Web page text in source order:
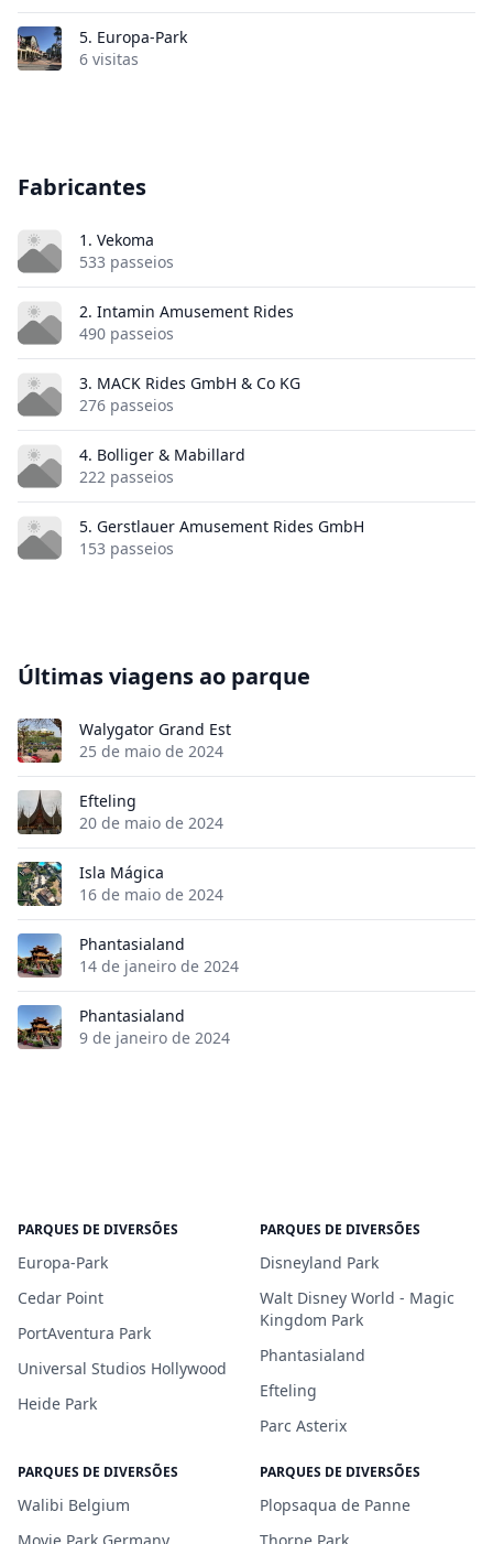
5. Europa-Park
6 visitas
Fabricantes
1. Vekoma
533 passeios
2. Intamin Amusement Rides
490 passeios
3. MACK Rides GmbH & Co KG
276 passeios
4. Bolliger & Mabillard
222 passeios
5. Gerstlauer Amusement Rides GmbH
153 passeios
Últimas viagens ao parque
Walygator Grand Est
25 de maio de 2024
Efteling
20 de maio de 2024
Isla Mágica
16 de maio de 2024
Phantasialand
14 de janeiro de 2024
Phantasialand
9 de janeiro de 2024
PARQUES DE DIVERSÕES
Europa-Park
Cedar Point
PortAventura Park
Universal Studios Hollywood
Heide Park
PARQUES DE DIVERSÕES
Disneyland Park
Walt Disney World - Magic
Kingdom Park
Phantasialand
Efteling
Parc Asterix
PARQUES DE DIVERSÕES
Walibi Belgium
PARQUES DE DIVERSÕES
Plopsaqua de Panne